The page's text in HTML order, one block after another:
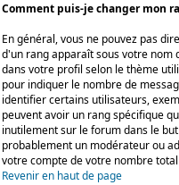
Comment puis-je changer mon
En général, vous ne pouvez pas
d'un rang apparaît sous votre nom
dans votre profil selon le thème
pour indiquer le nombre de
identifier certains utilisateurs,
peuvent avoir un rang spécifique
inutilement sur le forum dans le
probablement un modérateur ou
votre compte de votre nombre
Revenir en haut de page